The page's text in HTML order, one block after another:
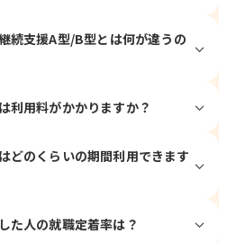
続支援A型/B型とは何が違うの
利用料がかかりますか？
どのくらいの期間利用できます
た人の就職定着率は？